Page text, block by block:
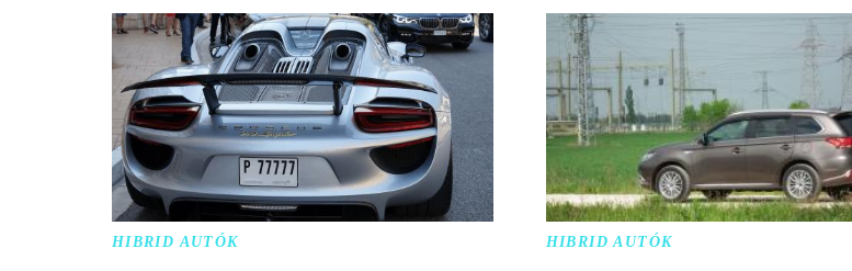
HIBRID AUTÓK HIBRID AUTÓK